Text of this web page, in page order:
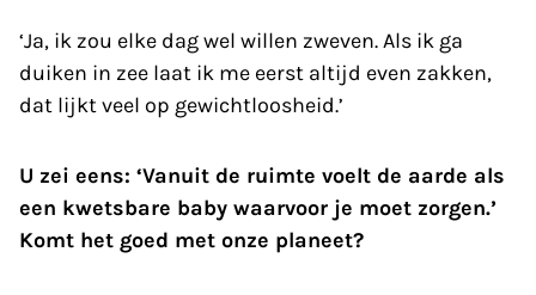
‘Ja, ik zou elke dag wel willen zweven. Als ik ga
duiken in zee laat ik me eerst altijd even zakken,
dat lijkt veel op gewichtloosheid.’
U zei eens: ‘Vanuit de ruimte voelt de aarde als
een kwetsbare baby waarvoor je moet zorgen.’
Komt het goed met onze planeet?